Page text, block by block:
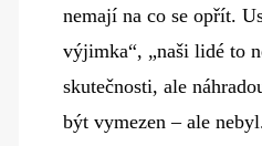
nemají na co se opřít.
výjimka“, „naši lidé to
skutečnosti, ale
být vymezen – ale